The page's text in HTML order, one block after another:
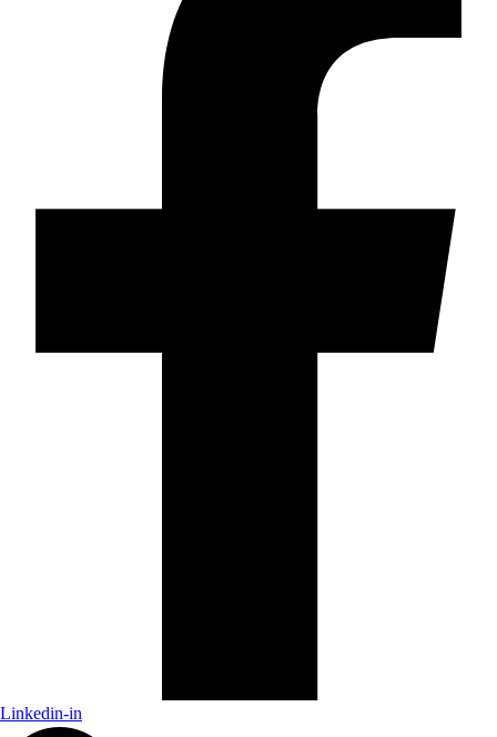
Linkedin-in